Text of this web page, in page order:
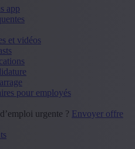
app
et vidéos
pour employés
urgente ? Envoyer offre